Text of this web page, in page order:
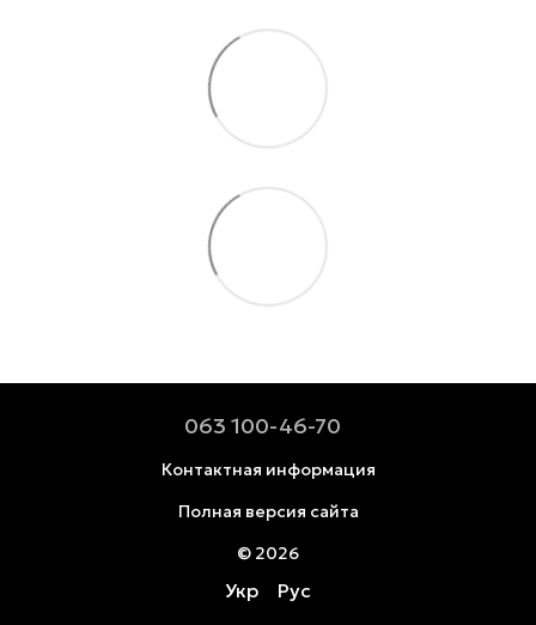
063 100-46-70
Контактная информация
Полная версия сайта
© 2026
Укр Рус